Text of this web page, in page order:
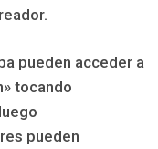
pueden acceder a
tocando
pueden